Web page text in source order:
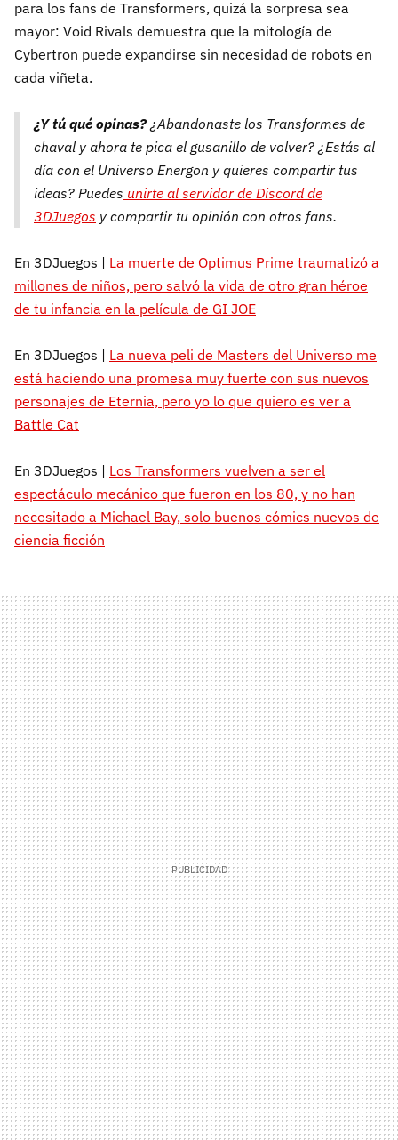
para los fans de Transformers, quizá la sorpresa sea
mayor: Void Rivals demuestra que la mitología de
Cybertron puede expandirse sin necesidad de robots en
cada viñeta.
¿Y tú qué opinas?¿Abandonaste los Transformes de
chaval y ahora te pica el gusanillo de volver? ¿Estás al
día con el Universo Energon y quieres compartir tus
ideas? Puedes unirte al servidor de Discord de
3DJuegos y compartir tu opinión con otros fans.
En 3DJuegos | La muerte de Optimus Prime traumatizó a
millones de niños, pero salvó la vida de otro gran héroe
de tu infancia en la película de GI JOE
En 3DJuegos | La nueva peli de Masters del Universo me
está haciendo una promesa muy fuerte con sus nuevos
personajes de Eternia, pero yo lo que quiero es ver a
Battle Cat
En 3DJuegos | Los Transformers vuelven a ser el
espectáculo mecánico que fueron en los 80, y no han
necesitado a Michael Bay, solo buenos cómics nuevos de
ciencia ficción